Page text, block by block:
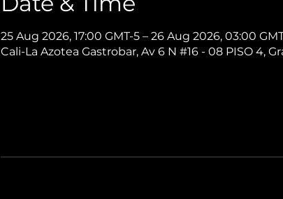
25 Aug 2026, 17:00 GMT-5 – 26 Aug 2026, 03:00
Cali-La Azotea Gastrobar, Av 6 N #16 - 08 PISO 4,